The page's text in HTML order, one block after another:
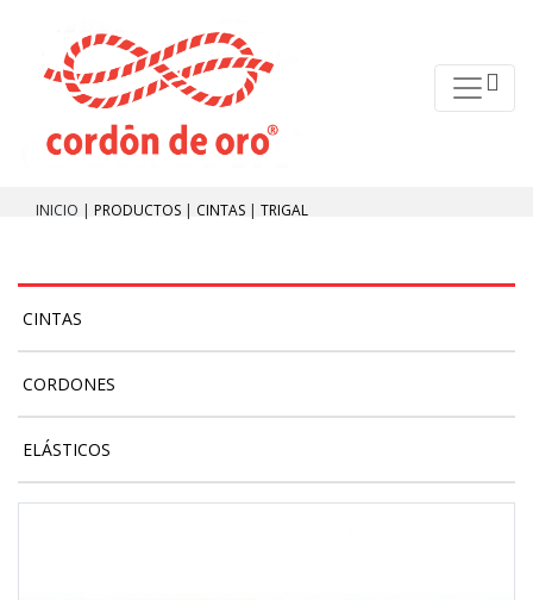
INICIO | PRODUCTOS | CINTAS | TRIGAL
CINTAS
CORDONES
ELÁSTICOS